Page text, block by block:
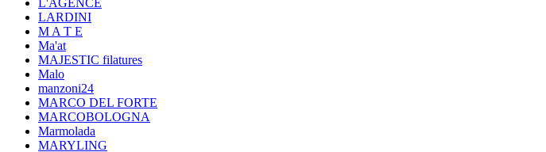
L'AGENCE
LARDINI
M A T E
Ma'at
MAJESTIC filatures
Malo
manzoni24
MARCO DEL FORTE
MARCOBOLOGNA
Marmolada
MARYLING